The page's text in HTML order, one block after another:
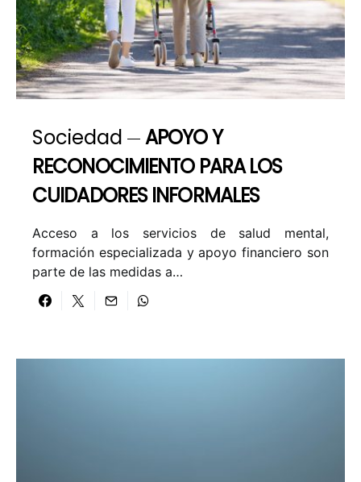
Sociedad
APOYO Y
RECONOCIMIENTO PARA LOS
CUIDADORES INFORMALES
Acceso a los servicios de salud mental,
formación especializada y apoyo financiero son
parte de las medidas a…